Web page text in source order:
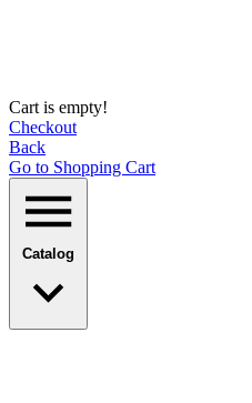
Cart is empty!
Checkout
Back
Go to Shopping Сart
Catalog